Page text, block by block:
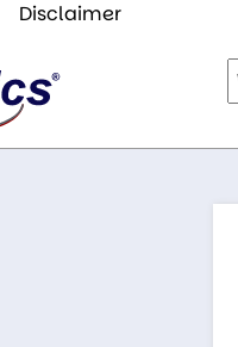
Disclaimer